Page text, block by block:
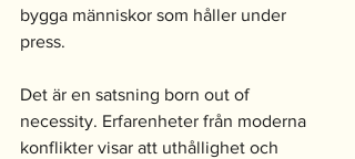
bygga människor som håller under
press.
Det är en satsning born out of
necessity. Erfarenheter från moderna
konflikter visar att uthållighet och